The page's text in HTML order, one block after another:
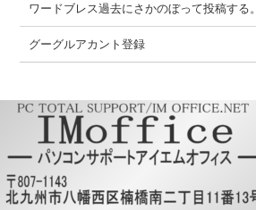
ワードブレス過去にさかのぼって投稿する。
グーグルアカント登録